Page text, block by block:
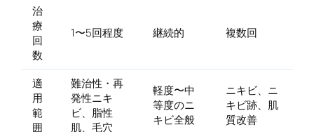
治
療
回
数
1〜5回程度 継続的 複数回
適
用
範
囲
難治性・再
発性ニキ
ビ、脂性
肌、毛穴
軽度〜中
等度のニ
キビ全般
ニキビ、ニ
キビ跡、肌
質改善